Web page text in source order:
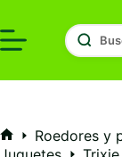
al
contenido
Inicio
Roedores y